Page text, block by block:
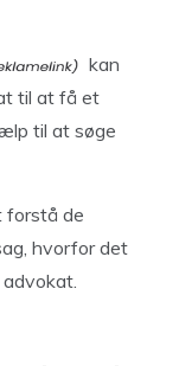
kan
til at få et
til at søge
forstå de
hvorfor det